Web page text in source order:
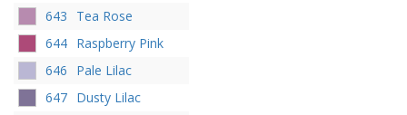
643
Tea Rose
644 Raspberry Pink
646
Pale Lilac
647 Dusty Lilac